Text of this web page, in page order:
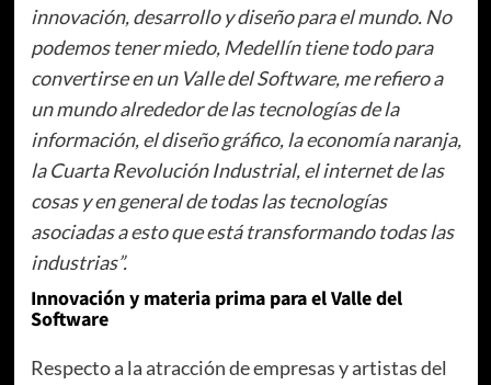
innovación, desarrollo y diseño para el mundo. No
podemos tener miedo, Medellín tiene todo para
convertirse en un Valle del Software, me refiero a
un mundo alrededor de las tecnologías de la
información, el diseño gráfico, la economía naranja,
la Cuarta Revolución Industrial, el internet de las
cosas y en general de todas las tecnologías
asociadas a esto que está transformando todas las
industrias”.
Innovación y materia prima para el Valle del
Software
Respecto a la atracción de empresas y artistas del